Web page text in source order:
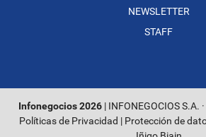
NEWSLETTER
STAFF
Infonegocios 2026 | INFONEGOCIOS S.A.
Políticas de Privacidad | Protección de